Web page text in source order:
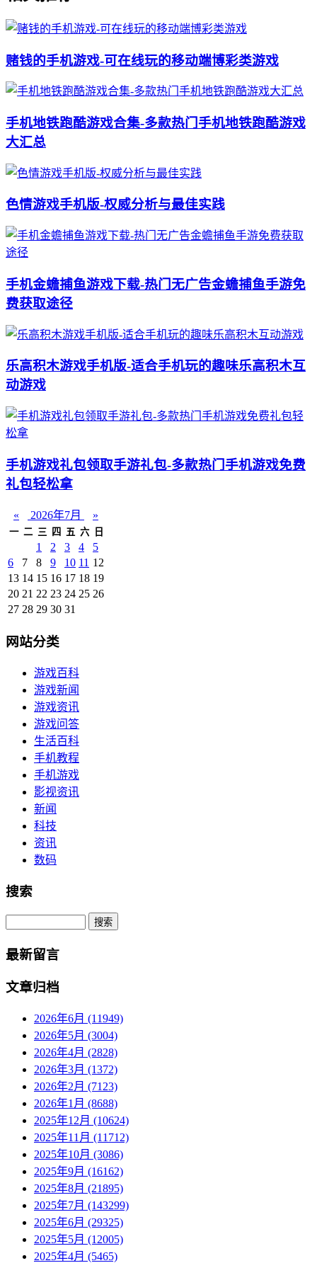
赌钱的手机游戏-可在线玩的移动端博彩类游戏
手机地铁跑酷游戏合集-多款热门手机地铁跑酷游戏
大汇总
色情游戏手机版-权威分析与最佳实践
手机金蟾捕鱼游戏下载-热门无广告金蟾捕鱼手游免
费获取途径
乐高积木游戏手机版-适合手机玩的趣味乐高积木互
动游戏
手机游戏礼包领取手游礼包-多款热门手机游戏免费
礼包轻松拿
« 2026年7月 »
一 二 三 四 五 六 日
1 2 3 4
5
6
7 8 9 10 11 12
13 14 15 16 17 18 19
20 21 22 23 24 25 26
27 28 29 30 31
网站分类
游戏百科
游戏新闻
游戏资讯
游戏问答
生活百科
手机教程
手机游戏
影视资讯
新闻
科技
资讯
数码
搜索
Search
最新留言
文章归档
2026年6月 (11949)
2026年5月 (3004)
2026年4月 (2828)
2026年3月 (1372)
2026年2月 (7123)
2026年1月 (8688)
2025年12月 (10624)
2025年11月 (11712)
2025年10月 (3086)
2025年9月 (16162)
2025年8月 (21895)
2025年7月 (143299)
2025年6月 (29325)
2025年5月 (12005)
2025年4月 (5465)